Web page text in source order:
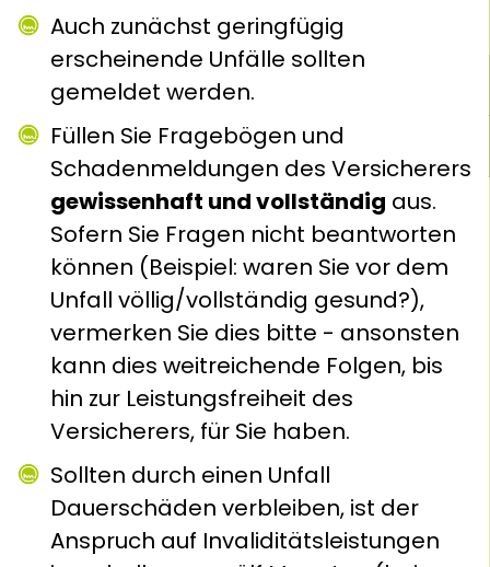
Auch zunächst geringfügig
erscheinende Unfälle sollten
gemeldet werden.
Füllen Sie Fragebögen und
Schadenmeldungen des Versicherers
gewissenhaft und vollständig aus.
Sofern Sie Fragen nicht beantworten
können (Beispiel: waren Sie vor dem
Unfall völlig/vollständig gesund?),
vermerken Sie dies bitte - ansonsten
kann dies weitreichende Folgen, bis
hin zur Leistungsfreiheit des
Versicherers, für Sie haben.
Sollten durch einen Unfall
Dauerschäden verbleiben, ist der
Anspruch auf Invaliditätsleistungen